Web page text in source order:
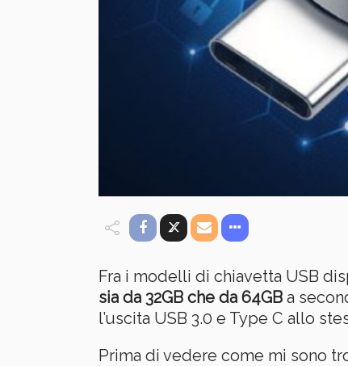
Fra i modelli di chiavetta USB
sia da 32GB che da 64GB a
l’uscita USB 3.0 e Type C allo
Prima di vedere come mi sono